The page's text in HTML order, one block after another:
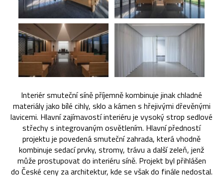
Interiér smuteční síně příjemně kombinuje jinak chladné
materiály jako bílé cihly, sklo a kámen s hřejivými dřevěnými
lavicemi. Hlavní zajímavostí interiéru je vysoký strop sedlové
střechy s integrovaným osvětlením. Hlavní předností
projektu je povedená smuteční zahrada, která vhodně
kombinuje sedací prvky, stromy, trávu a další zeleň, jenž
může prostupovat do interiéru síně. Projekt byl přihlášen
do České ceny za architektur, kde se však do finále nedostal.